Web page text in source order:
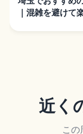
｜混雑を避けて
近く
この